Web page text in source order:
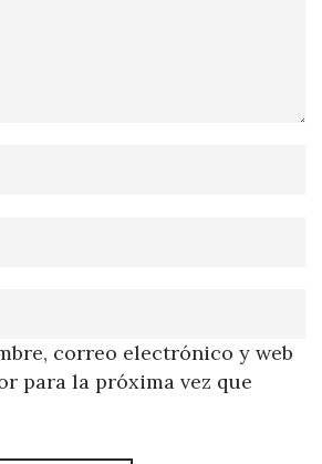
correo electrónico y web
para la próxima vez que